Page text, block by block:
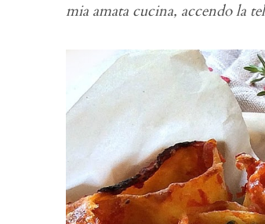
mia amata cucina, accendo la